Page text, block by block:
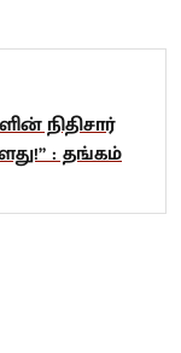
நிதிசார்
: தங்கம்